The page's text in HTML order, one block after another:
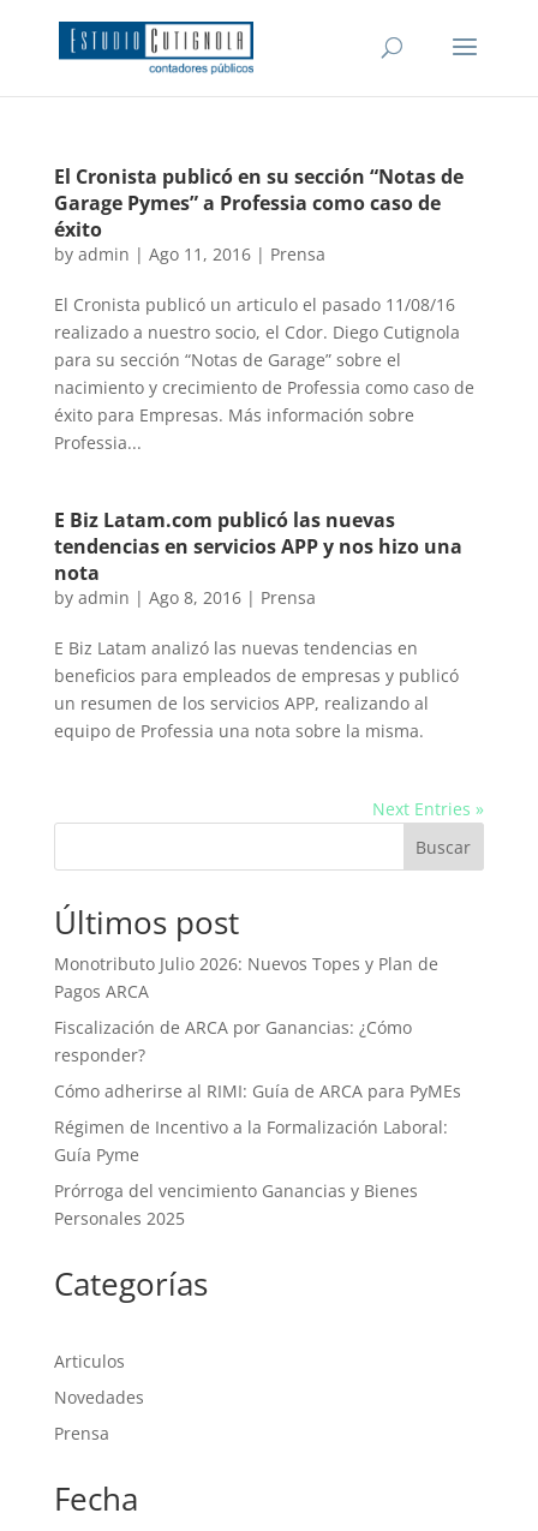
El Cronista publicó en su sección “Notas de
Garage Pymes” a Professia como caso de
éxito
by admin | Ago 11, 2016| Prensa
El Cronista publicó un articulo el pasado 11/08/16
realizado a nuestro socio, el Cdor. Diego Cutignola
para su sección “Notas de Garage” sobre el
nacimiento y crecimiento de Professia como caso de
éxito para Empresas. Más información sobre
Professia...
E Biz Latam.com publicó las nuevas
tendencias en servicios APP y nos hizo una
nota
by admin | Ago 8, 2016| Prensa
E Biz Latam analizó las nuevas tendencias en
beneficios para empleados de empresas y publicó
un resumen de los servicios APP, realizando al
equipo de Professia una nota sobre la misma.
Next Entries »
Buscar
Últimos post
Monotributo Julio 2026: Nuevos Topes y Plan de
Pagos ARCA
Fiscalización de ARCA por Ganancias: ¿Cómo
responder?
Cómo adherirse al RIMI: Guía de ARCA para PyMEs
Régimen de Incentivo a la Formalización Laboral:
Guía Pyme
Prórroga del vencimiento Ganancias y Bienes
Personales 2025
Categorías
Articulos
Novedades
Prensa
Fecha